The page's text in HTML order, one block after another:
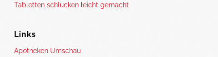
Tabletten schlucken leicht gemacht
Links
Apotheken Umschau